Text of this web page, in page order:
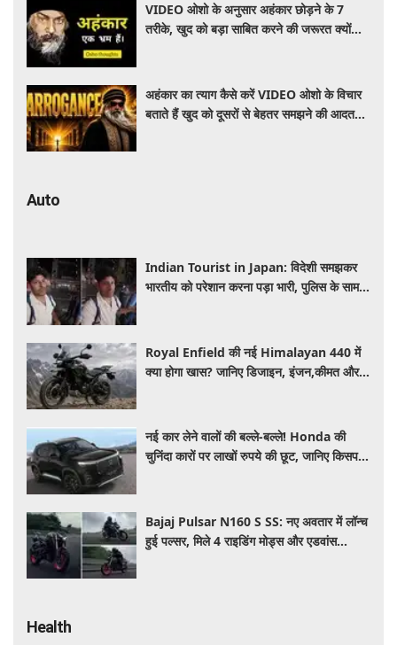
VIDEO ओशो के अनुसार अहंकार छोड़ने के 7
तरीके, खुद को बड़ा साबित करने की जरूरत क्यों
अहंकार का त्याग कैसे करें VIDEO ओशो के विचार
बताते हैं खुद को दूसरों से बेहतर समझने की आदत
Auto
Indian Tourist in Japan: विदेशी समझकर
भारतीय को परेशान करना पड़ा भारी, पुलिस के सामने
Royal Enfield की नई Himalayan 440 में
क्या होगा खास? जानिए डिजाइन, इंजन,कीमत और
नई कार लेने वालों की बल्ले-बल्ले! Honda की
चुनिंदा कारों पर लाखों रुपये की छूट, जानिए किसपर-
Bajaj Pulsar N160 S SS: नए अवतार में लॉन्च
हुई पल्सर, मिले 4 राइडिंग मोड्स और एडवांस
Health